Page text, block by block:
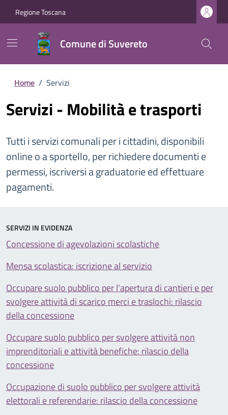
Regione Toscana
Comune di Suvereto
Home / Servizi
Servizi - Mobilità e trasporti
Tutti i servizi comunali per i cittadini, disponibili
online o a sportello, per richiedere documenti e
permessi, iscriversi a graduatorie ed effettuare
pagamenti.
SERVIZI IN EVIDENZA
Concessione di agevolazioni scolastiche
Mensa scolastica: iscrizione al servizio
Occupare suolo pubblico per l'apertura di cantieri e per
svolgere attività di scarico merci e traslochi: rilascio
della concessione
Occupare suolo pubblico per svolgere attività non
imprenditoriali e attività benefiche: rilascio della
concessione
Occupazione di suolo pubblico per svolgere attività
elettorali e referendarie: rilascio della concessione